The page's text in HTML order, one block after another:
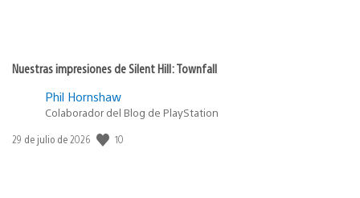
Nuestras impresiones de Silent Hill: Townfall
Phil Hornshaw
Colaborador del Blog de PlayStation
Fecha
29 de julio de 2026 10